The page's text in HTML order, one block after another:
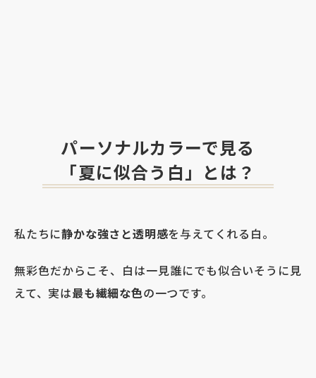
パーソナルカラーで見る
「夏に似合う白」とは？
私たちに静かな強さと透明感を与えてくれる白。
無彩色だからこそ、白は一見誰にでも似合いそうに見
えて、実は最も繊細な色の一つです。